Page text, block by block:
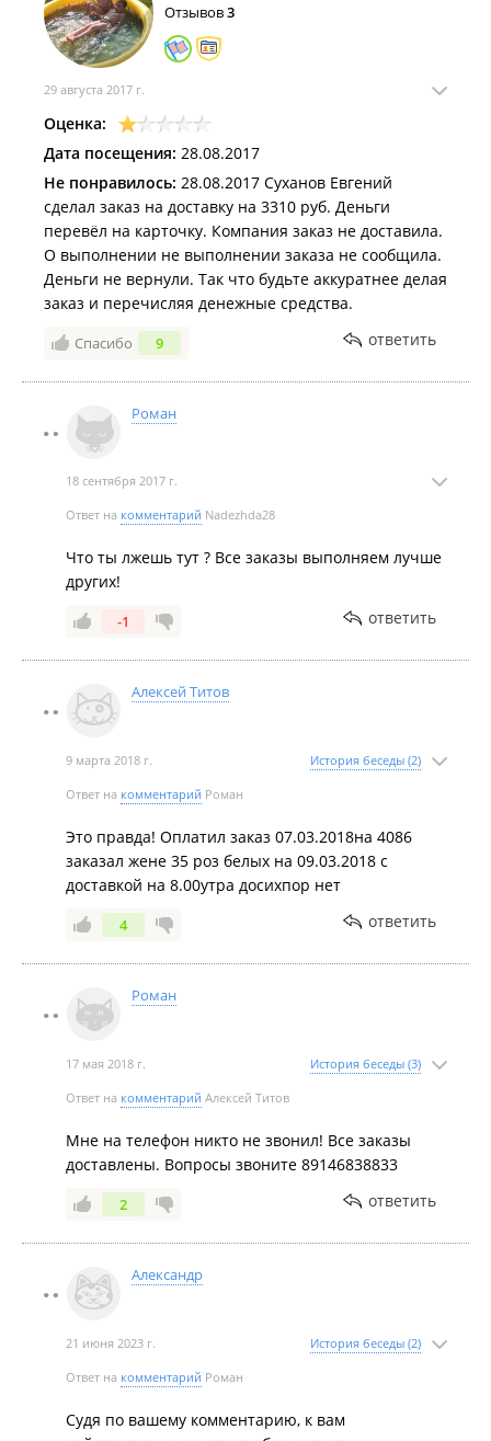
Отзывов3
29 августа 2017 г.
Оценка:
Дата посещения: 28.08.2017
Не понравилось: 28.08.2017 Суханов Евгений
сделал заказ на доставку на 3310 руб. Деньги
перевёл на карточку. Компания заказ не доставила.
О выполнении не выполнении заказа не сообщила.
Деньги не вернули. Так что будьте аккуратнее делая
заказ и перечисляя денежные средства.
Спасибо 9 ответить
Роман
18 сентября 2017 г.
Ответ на комментарий Nadezhda28
Что ты лжешь тут ? Все заказы выполняем лучше
других!
-1 ответить
Алексей Титов
9 марта 2018 г. История беседы (2)
Ответ на комментарий Роман
Это правда! Оплатил заказ 07.03.2018на 4086
заказал жене 35 роз белых на 09.03.2018 с
доставкой на 8.00утра досихпор нет
4 ответить
Роман
17 мая 2018 г. История беседы (3)
Ответ на комментарий Алексей Титов
Мне на телефон никто не звонил! Все заказы
доставлены. Вопросы звоните 89146838833
2 ответить
Александр
21 июня 2023 г. История беседы (2)
Ответ на комментарий Роман
Судя по вашему комментарию, к вам